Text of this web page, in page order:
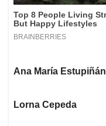
Ana María Estupiñán
Lorna Cepeda